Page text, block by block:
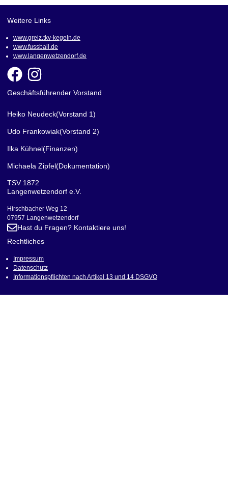
Weitere Links
www.greiz.tkv-kegeln.de
www.fussball.de
www.langenwetzendorf.de
Geschäftsführender Vorstand
Heiko Neudeck(Vorstand 1)
Udo Frankowiak(Vorstand 2)
Ilka Kühnel(Finanzen)
Michaela Zipfel(Dokumentation)
TSV 1872
Langenwetzendorf e.V.
Hirschbacher Weg 12
07957 Langenwetzendorf
Hast du Fragen? Kontaktiere uns!
Rechtliches
Impressum
Datenschutz
Informationspflichten nach Artikel 13 und 14 DSGVO